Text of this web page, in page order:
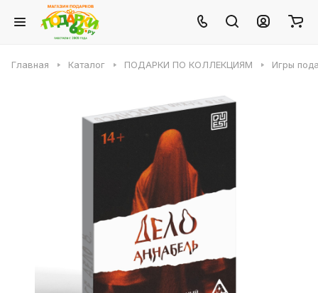
Главная Каталог ПОДАРКИ ПО КОЛЛЕКЦИЯМ Игры